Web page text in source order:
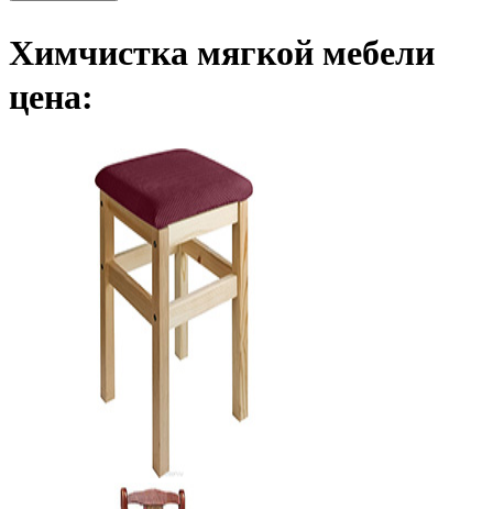
Химчистка мягкой мебели
цена: